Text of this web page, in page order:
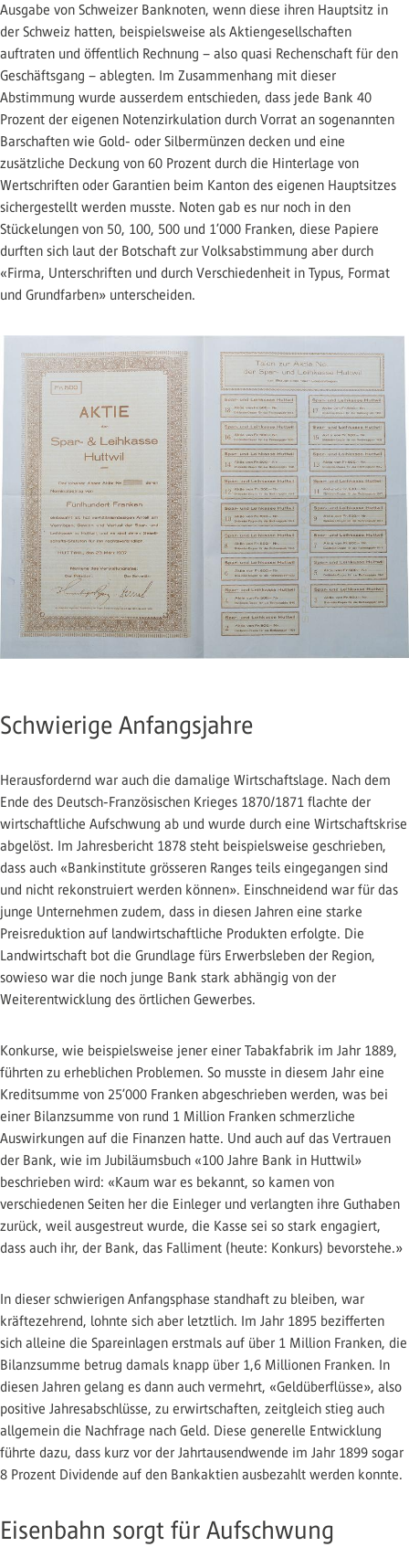
Ausgabe von Schweizer Banknoten, wenn diese ihren Hauptsitz in
der Schweiz hatten, beispielsweise als Aktiengesellschaften
auftraten und öffentlich Rechnung – also quasi Rechenschaft für den
Geschäftsgang – ablegten. Im Zusammenhang mit dieser
Abstimmung wurde ausserdem entschieden, dass jede Bank 40
Prozent der eigenen Notenzirkulation durch Vorrat an sogenannten
Barschaften wie Gold- oder Silbermünzen decken und eine
zusätzliche Deckung von 60 Prozent durch die Hinterlage von
Wertschriften oder Garantien beim Kanton des eigenen Hauptsitzes
sichergestellt werden musste. Noten gab es nur noch in den
Stückelungen von 50, 100, 500 und 1’000 Franken, diese Papiere
durften sich laut der Botschaft zur Volksabstimmung aber durch
«Firma, Unterschriften und durch Verschiedenheit in Typus, Format
und Grundfarben» unterscheiden.
Schwierige Anfangsjahre
Herausfordernd war auch die damalige Wirtschaftslage. Nach dem
Ende des Deutsch-Französischen Krieges 1870/1871 flachte der
wirtschaftliche Aufschwung ab und wurde durch eine Wirtschaftskrise
abgelöst. Im Jahresbericht 1878 steht beispielsweise geschrieben,
dass auch «Bankinstitute grösseren Ranges teils eingegangen sind
und nicht rekonstruiert werden können». Einschneidend war für das
junge Unternehmen zudem, dass in diesen Jahren eine starke
Preisreduktion auf landwirtschaftliche Produkten erfolgte. Die
Landwirtschaft bot die Grundlage fürs Erwerbsleben der Region,
sowieso war die noch junge Bank stark abhängig von der
Weiterentwicklung des örtlichen Gewerbes.
Konkurse, wie beispielsweise jener einer Tabakfabrik im Jahr 1889,
führten zu erheblichen Problemen. So musste in diesem Jahr eine
Kreditsumme von 25’000 Franken abgeschrieben werden, was bei
einer Bilanzsumme von rund 1 Million Franken schmerzliche
Auswirkungen auf die Finanzen hatte. Und auch auf das Vertrauen
der Bank, wie im Jubiläumsbuch «100 Jahre Bank in Huttwil»
beschrieben wird: «Kaum war es bekannt, so kamen von
verschiedenen Seiten her die Einleger und verlangten ihre Guthaben
zurück, weil ausgestreut wurde, die Kasse sei so stark engagiert,
dass auch ihr, der Bank, das Falliment (heute: Konkurs) bevorstehe.»
In dieser schwierigen Anfangsphase standhaft zu bleiben, war
kräftezehrend, lohnte sich aber letztlich. Im Jahr 1895 bezifferten
sich alleine die Spareinlagen erstmals auf über 1 Million Franken, die
Bilanzsumme betrug damals knapp über 1,6 Millionen Franken. In
diesen Jahren gelang es dann auch vermehrt, «Geldüberflüsse», also
positive Jahresabschlüsse, zu erwirtschaften, zeitgleich stieg auch
allgemein die Nachfrage nach Geld. Diese generelle Entwicklung
führte dazu, dass kurz vor der Jahrtausendwende im Jahr 1899 sogar
8 Prozent Dividende auf den Bankaktien ausbezahlt werden konnte.
Eisenbahn sorgt für Aufschwung